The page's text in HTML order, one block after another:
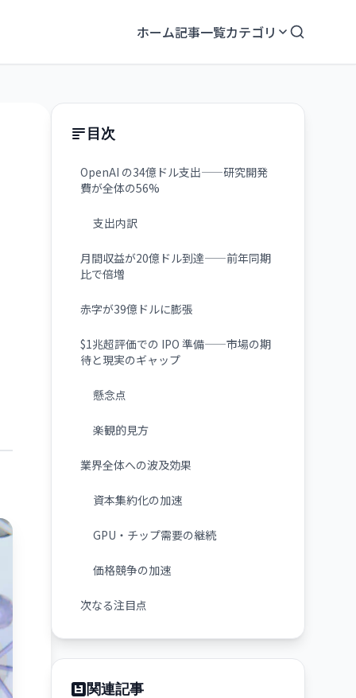
ホーム記事一覧カテゴリ
目次
OpenAI の34億ドル支出——研究開発
費が全体の56%
支出内訳
月間収益が20億ドル到達——前年同期
比で倍増
赤字が39億ドルに膨張
$1兆超評価での IPO 準備——市場の期
待と現実のギャップ
懸念点
楽観的見方
業界全体への波及効果
資本集約化の加速
GPU・チップ需要の継続
価格競争の加速
次なる注目点
関連記事